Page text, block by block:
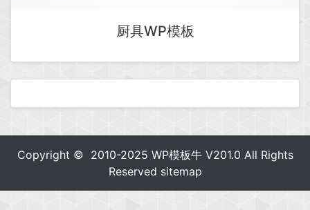
厨具WP模板
Copyright © 2010-2025 WP模板牛V201.0 All Rights
Reserved sitemap